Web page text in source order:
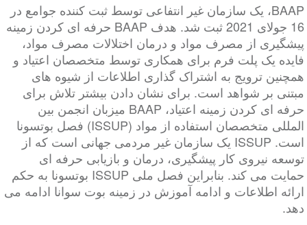
BAAP، یک سازمان غیر انتفاعی توسط ثبت کننده جوامع در
16 جولای 2021 ثبت شد. هدف BAAP حرفه ای کردن زمینه
پیشگیری از مصرف مواد و درمان اختلالات مصرف مواد،
فایده یک پلت فرم برای همکاری توسط متخصصان اعتیاد و
همچنین ترویج به اشتراک گذاری اطلاعات از شیوه های
مبتنی بر شواهد است. برای نشان دادن بیشتر تلاش برای
حرفه ای کردن زمینه اعتیاد، BAAP میزبان انجمن بین
المللی متخصصان استفاده از مواد (ISSUP) فصل بوتسونا
است. ISSUP یک سازمان غیر مردمی جهانی است که از
توسعه نیروی کار پیشگیری، درمان و بازیابی حرفه ای
حمایت می کند. بنابراین فصل ملی ISSUP بوتسونا به حکم
ارائه اطلاعات و ادامه آموزش در زمینه بوت سوانا ادامه می
دهد.